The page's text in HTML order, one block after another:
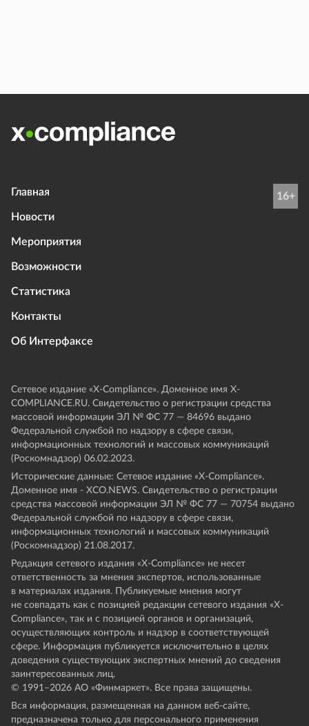
Главная
Новости
Мероприятия
Возможности
Статистика
Контакты
Об Интерфаксе
16+
Сетевое издание «Х-Compliance». Доменное имя X-
COMPLIANCE.RU. Свидетельство о регистрации средства
массовой информации ЭЛ № ФС 77 — 84696 выдано
Федеральной службой по надзору в сфере связи,
информационных технологий и массовых коммуникаций
(Роскомнадзор) 06.02.2023.
Исторические данные: Сетевое издание «Х-Compliance».
Доменное имя - XCO.NEWS. Свидетельство о регистрации
средства массовой информации ЭЛ № ФС 77 — 70754 выдано
Федеральной службой по надзору в сфере связи,
информационных технологий и массовых коммуникаций
(Роскомнадзор) 21.08.2017.
Редакция сетевого издания «X-Compliance» не несет
ответственность за мнения экспертов, использованные
в материалах издания. Публикуемые мнения могут
не совпадать как с позицией редакции сетевого издания «X-
Compliance», так и с позицией органов и организаций,
осуществляющих контроль и надзор в соответствующей
сфере. Информация публикуется исключительно в целях
доведения существующих экспертных мнений до сведения
заинтересованных лиц.
© 1991–2026 АО «Финмаркет». Все права защищены.
Вся информация, размещенная на данном веб-сайте,
предназначена только для персонального применения